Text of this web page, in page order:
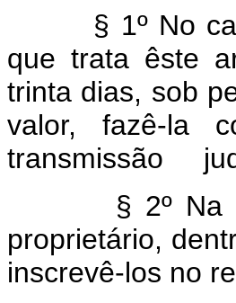
§ 1º No
que trata êste
trinta dias, sob
valor, fazê-la
transmissão
§ 2º Na
proprietário,
inscrevê-los no